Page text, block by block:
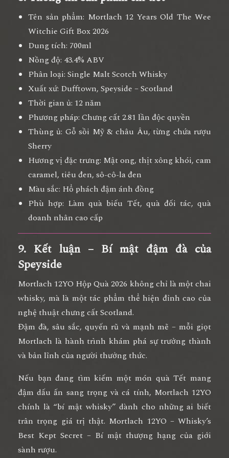
Tên sản phẩm: Mortlach 12 Years Old The Wee
Witchie Gift Box 2026
Dung tích: 700ml
Nồng độ: 43.4% ABV
Phân loại: Single Malt Scotch Whisky
Xuất xứ: Dufftown, Speyside – Scotland
Thời gian ủ: 12 năm
Phương pháp: Chưng cất 2.81 lần độc quyền
Thùng ủ: Gỗ sồi Mỹ & châu Âu, từng chứa rượu
Sherry
Hương vị đặc trưng: Mật ong, thịt xông khói, cam
caramel, tiêu đen, sô-cô-la đen
Màu sắc: Hổ phách đậm ánh đồng
Phù hợp: Làm quà biếu Tết, quà đối tác, quà
doanh nhân cao cấp
9. Kết luận – Bí mật đậm đà của
Speyside
Mortlach 12YO Hộp Quà 2026 không chỉ là một chai
whisky, mà là một tác phẩm thể hiện đỉnh cao của
nghệ thuật chưng cất Scotland.
Đậm đà, sâu sắc, quyến rũ và mạnh mẽ – mỗi giọt
Mortlach là hành trình khám phá sự trưởng thành
và bản lĩnh của người thưởng thức.
Nếu bạn đang tìm kiếm một món quà Tết mang
đậm dấu ấn sang trọng và cá tính, Mortlach 12YO
chính là “bí mật whisky” dành cho những ai biết
trân trọng giá trị thật. Mortlach 12YO – Whisky’s
Best Kept Secret – Bí mật thượng hạng của giới
sành rượu.